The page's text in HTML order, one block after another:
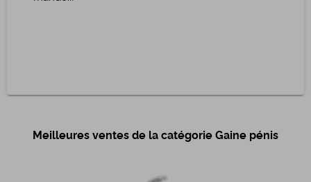
Meilleures ventes de la catégorie Gaine pénis